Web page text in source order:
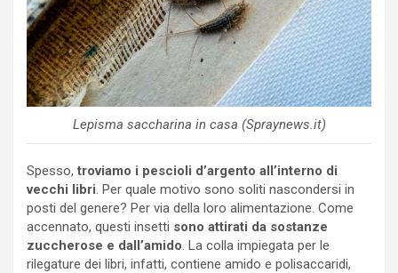
Lepisma saccharina in casa (Spraynews.it)
Spesso,troviamo i pescioli d’argento all’interno di
vecchi libri. Per quale motivo sono soliti nascondersi in
posti del genere? Per via della loro alimentazione. Come
accennato, questi insetti sono attirati da sostanze
zuccherose e dall’amido. La colla impiegata per le
rilegature dei libri, infatti, contiene amido e polisaccaridi,